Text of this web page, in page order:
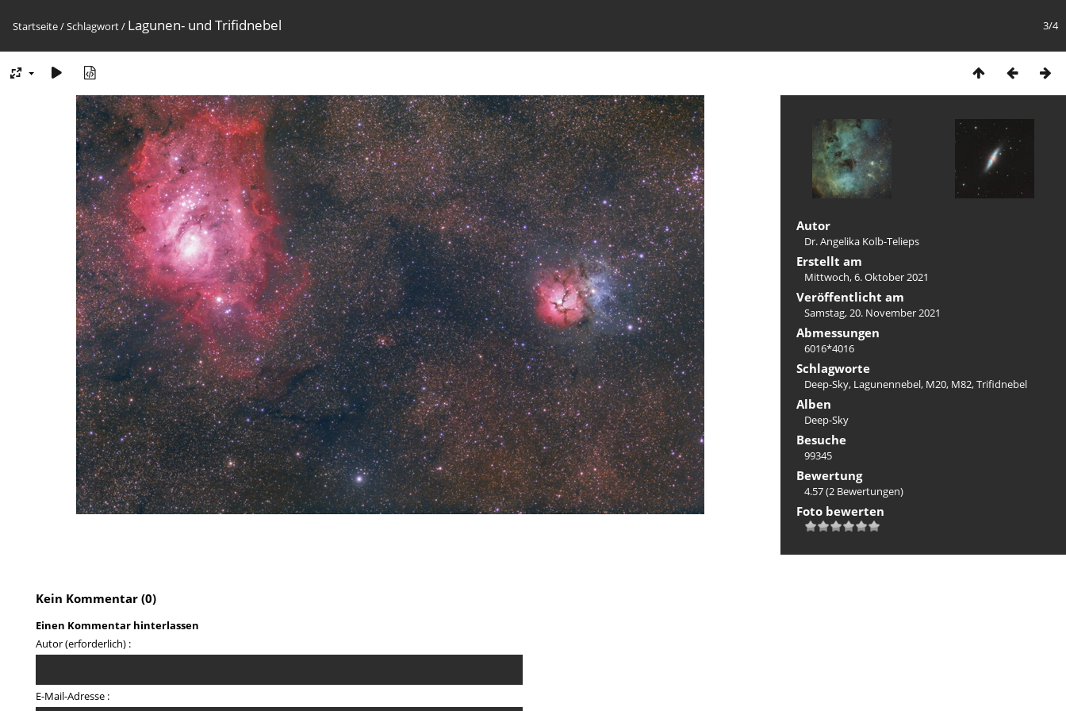
3/4
Startseite/Schlagwort/ Lagunen- und Trifidnebel
Autor
Dr. Angelika Kolb-Telieps
Erstellt am
Mittwoch, 6. Oktober 2021
Veröffentlicht am
Samstag, 20. November 2021
Abmessungen
6016*4016
Schlagworte
Deep-Sky, Lagunennebel, M20, M82,Trifidnebel
Alben
Deep-Sky
Besuche
99345
Bewertung
4.57(2 Bewertungen)
Foto bewerten
Kein Kommentar (0)
Einen Kommentar hinterlassen
Autor (erforderlich) :
E-Mail-Adresse :